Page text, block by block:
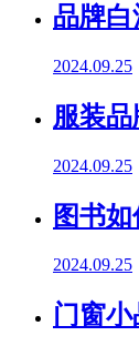
品牌白
2024.09.25
服装
2024.09.25
图书
2024.09.25
门窗